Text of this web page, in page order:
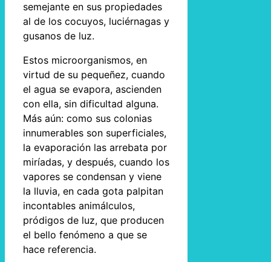
semejante en sus propiedades
al de los cocuyos, luciérnagas y
gusanos de luz.
Estos microorganismos, en
virtud de su pequeñez, cuando
el agua se evapora, ascienden
con ella, sin dificultad alguna.
Más aún: como sus colonias
innumerables son superficiales,
la evaporación las arrebata por
miríadas, y después, cuando los
vapores se condensan y viene
la lluvia, en cada gota palpitan
incontables animálculos,
pródigos de luz, que producen
el bello fenómeno a que se
hace referencia.